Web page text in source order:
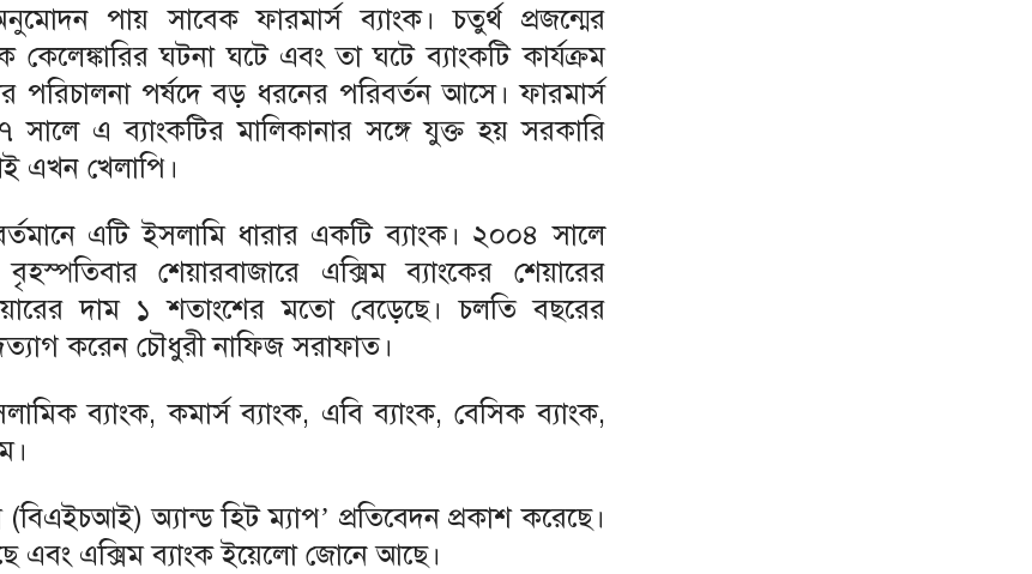
পায় সাবেক ফারমার্স ব্যাংক। চতুর্থ প্রজন্মের
ঘটনা ঘটে এবং তা ঘটে ব্যাংকটি কার্যক্রম
পর্ষদে বড় ধরনের পরিবর্তন আসে। ফারমার্স
এ ব্যাংকটির মালিকানার সঙ্গে যুক্ত হয় সরকারি
এখন খেলাপি।
এটি ইসলামি ধারার একটি ব্যাংক। ২০০৪ সালে
শেয়ারবাজারে এক্সিম ব্যাংকের শেয়ারের
দাম ১ শতাংশের মতো বেড়েছে। চলতি বছরের
করেন চৌধুরী নাফিজ সরাফাত।
ব্যাংক, কমার্স ব্যাংক, এবি ব্যাংক, বেসিক ব্যাংক,
(বিএইচআই) অ্যান্ড হিট ম্যাপ’ প্রতিবেদন প্রকাশ করেছে।
এবং এক্সিম ব্যাংক ইয়েলো জোনে আছে।